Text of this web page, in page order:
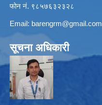
फोन नं. ९८५७६३२३२८
Email: barengrm@gmail.com
सूचना अधिकारी